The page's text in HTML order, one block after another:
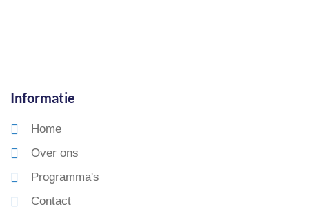
Informatie
Home
Over ons
Programma's
Contact